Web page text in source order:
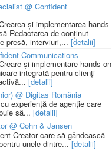
@ Confident
și implementarea hands-
Redactarea de conținut
presă, interviuri,... [detalii]
Communications
și implementare hands-on
integrată pentru clienți
[detalii]
@ Digitas România
experiență de agenție care
să... [detalii]
@ Cohn & Jansen
Creator care să gândească
unele dintre...[detalii]